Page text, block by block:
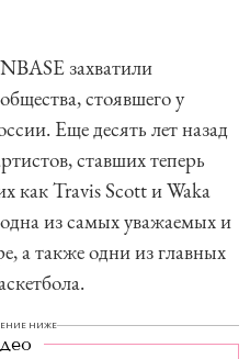
захватили
стоявшего у
Еще десять лет назад
ставших теперь
как Travis Scott и Waka
из самых уважаемых и
а также одни из главных
НИЖЕ